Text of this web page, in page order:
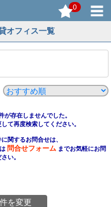
0
オフィス一覧
が存在しませんでした。
て再度検索してください。
関するお問合せは、
問合せフォーム までお気軽にお問
い。
を変更